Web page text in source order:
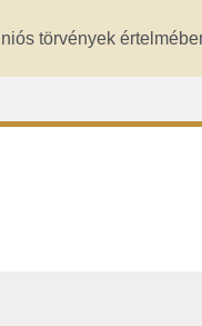
törvények